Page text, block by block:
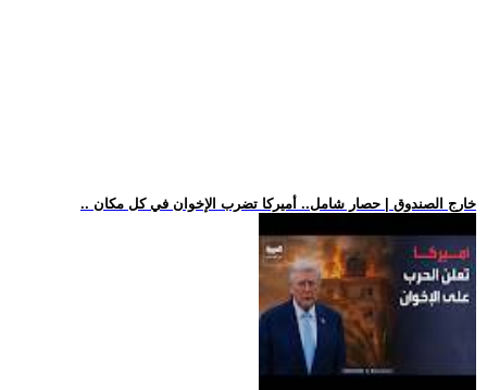
.. خارج الصندوق | حصار شامل.. أميركا تضرب الإخوان في كل مكان